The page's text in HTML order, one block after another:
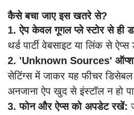
कैसे बचा जाए इस खतरे से?
1. ऐप केवल गूगल प्ले स्टोर से ही
थर्ड पार्टी वेबसाइट या लिंक से
2. 'Unknown Sources'
सेटिंग्स में जाकर यह फीचर डिसेबल
अनजाना ऐप खुद से इंस्टॉल न हो
3. फोन और ऐप्स को अपडेट रखें: